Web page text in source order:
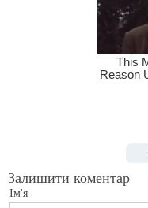
Залишити коментар
Ім'я